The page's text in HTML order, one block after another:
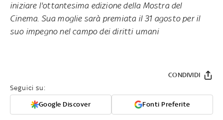
iniziare l'ottantesima edizione della Mostra del
Cinema. Sua moglie sarà premiata il 31 agosto per il
suo impegno nel campo dei diritti umani
Seguici su:
Google Discover Fonti Preferite
CONDIVIDI